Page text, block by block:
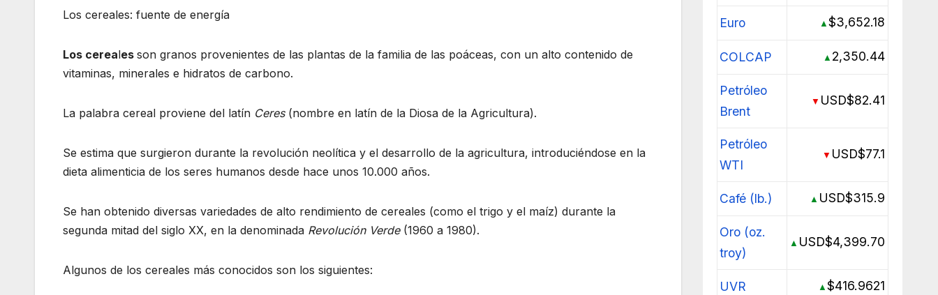
Los cereales: fuente de energía
Los cereales son granos provenientes de las plantas de la familia de las poáceas, con un alto contenido de
vitaminas, minerales e hidratos de carbono.
La palabra cereal proviene del latín Ceres(nombre en latín de la Diosa de la Agricultura).
Se estima que surgieron durante la revolución neolítica y el desarrollo de la agricultura, introduciéndose en la
dieta alimenticia de los seres humanos desde hace unos 10.000 años.
Se han obtenido diversas variedades de alto rendimiento de cereales (como el trigo y el maíz) durante la
segunda mitad del siglo XX, en la denominada Revolución Verde (1960 a 1980).
Algunos de los cereales más conocidos son los siguientes:
Euro ▲$3,652.18
COLCAP ▲ 2,350.44
Petróleo
Brent
▼ USD$82.41
Petróleo
WTI
▼ USD$77.1
Café (lb.) ▲ USD$315.9
Oro (oz.
troy)
▲ USD$4,399.70
UVR ▲$416.9621